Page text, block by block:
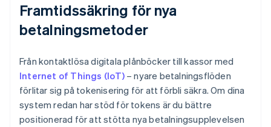
Framtidssäkring för nya
betalningsmetoder
Från kontaktlösa digitala plånböcker till kassor med
Internet of Things (IoT)– nyare betalningsflöden
förlitar sig på tokenisering för att förbli säkra. Om dina
system redan har stöd för tokens är du bättre
positionerad för att stötta nya betalningsupplevelsen